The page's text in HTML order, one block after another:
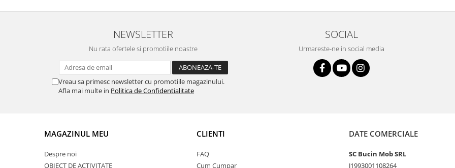
NEWSLETTER
Nu rata ofertele si promotiile noastre
Vreau sa primesc newsletter cu promotiile magazinului.
Afla mai multe in Politica de Confidentialitate
SOCIAL
Urmareste-ne in social media
MAGAZINUL MEU
Despre noi
OBIECT DE ACTIVITATE
CLIENTI
FAQ
Cum Cumpar
DATE COMERCIALE
SC Bucin Mob SRL
J1993001108264